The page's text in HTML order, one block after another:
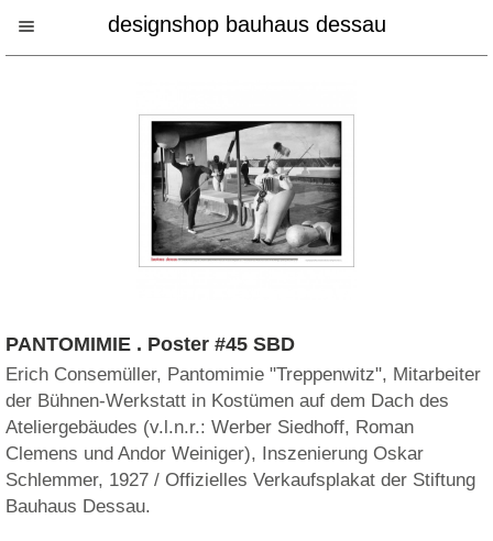
designshop bauhaus dessau
PANTOMIMIE . Poster #45 SBD
Erich Consemüller, Pantomimie "Treppenwitz", Mitarbeiter
der Bühnen-Werkstatt in Kostümen auf dem Dach des
Ateliergebäudes (v.l.n.r.: Werber Siedhoff, Roman
Clemens und Andor Weiniger), Inszenierung Oskar
Schlemmer, 1927 / Offizielles Verkaufsplakat der Stiftung
Bauhaus Dessau.